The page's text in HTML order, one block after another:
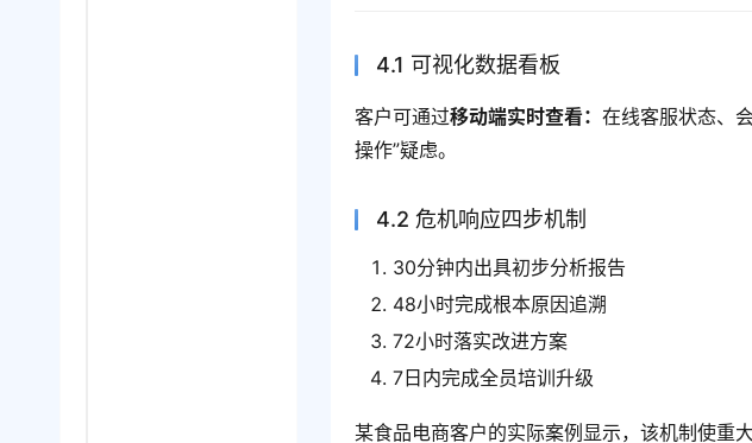
4.1 可视化数据看板
客户可通过移动端实时查看：在线客服状态、
操作”疑虑。
4.2 危机响应四步机制
30分钟内出具初步分析报告
48小时完成根本原因追溯
72小时落实改进方案
7日内完成全员培训升级
某食品电商客户的实际案例显示，该机制使重